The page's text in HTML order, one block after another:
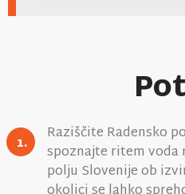
1.
Raziščite Radensko
spoznajte ritem voda
polju Slovenije ob